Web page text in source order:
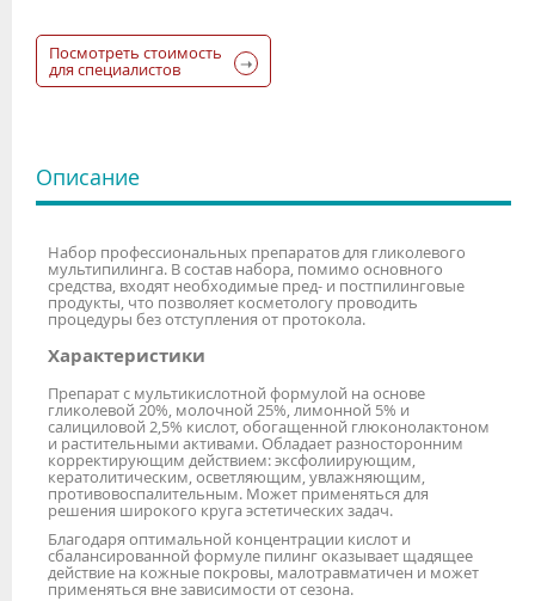
Посмотреть стоимость
для специалистов
Описание
Набор профессиональных препаратов для гликолевого
мультипилинга. В состав набора, помимо основного
средства, входят необходимые пред- и постпилинговые
продукты, что позволяет косметологу проводить
процедуры без отступления от протокола.
Характеристики
Препарат с мультикислотной формулой на основе
гликолевой 20%, молочной 25%, лимонной 5% и
салициловой 2,5% кислот, обогащенной глюконолактоном
и растительными активами. Обладает разносторонним
корректирующим действием: эксфолиирующим,
кератолитическим, осветляющим, увлажняющим,
противовоспалительным. Может применяться для
решения широкого круга эстетических задач.
Благодаря оптимальной концентрации кислот и
сбалансированной формуле пилинг оказывает щадящее
действие на кожные покровы, малотравматичен и может
применяться вне зависимости от сезона.